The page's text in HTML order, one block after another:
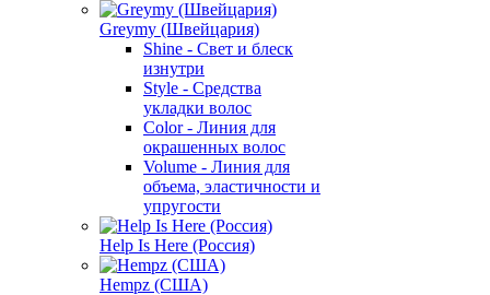
Greymy (Швейцария)
Shine - Свет и блеск
изнутри
Style - Средства
укладки волос
Color - Линия для
окрашенных волос
Volume - Линия для
объема, эластичности и
упругости
Help Is Here (Россия)
Hempz (США)